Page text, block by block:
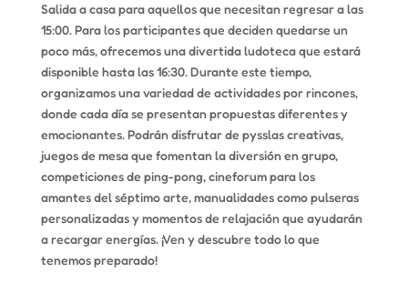
Salida a casa para aquellos que necesitan regresar a las
15:00. Para los participantes que deciden quedarse un
poco más, ofrecemos una divertida ludoteca que estará
disponible hasta las 16:30. Durante este tiempo,
organizamos una variedad de actividades por rincones,
donde cada día se presentan propuestas diferentes y
emocionantes. Podrán disfrutar de pysslas creativas,
juegos de mesa que fomentan la diversión en grupo,
competiciones de ping-pong, cineforum para los
amantes del séptimo arte, manualidades como pulseras
personalizadas y momentos de relajación que ayudarán
a recargar energías. ¡Ven y descubre todo lo que
tenemos preparado!